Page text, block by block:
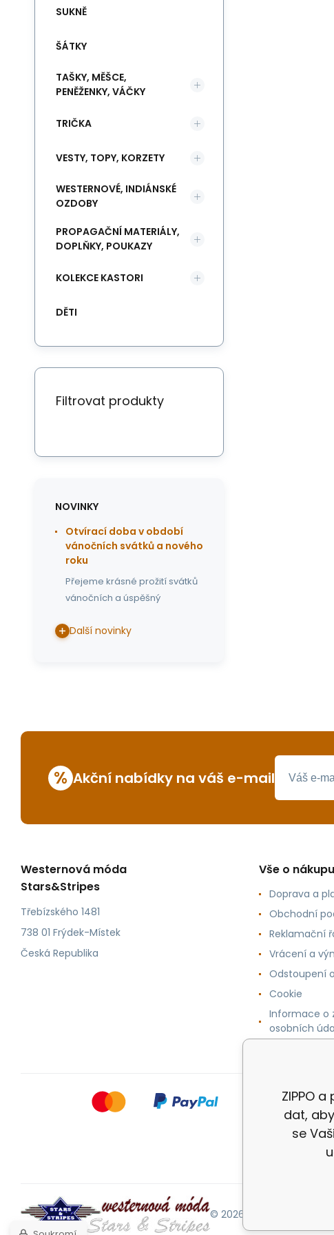
SUKNĚ
ŠÁTKY
TAŠKY, MĚŠCE,
PENĚŽENKY, VÁČKY
TRIČKA
VESTY, TOPY, KORZETY
WESTERNOVÉ, INDIÁNSKÉ
OZDOBY
PROPAGAČNÍ MATERIÁLY,
DOPLŇKY, POUKAZY
KOLEKCE KASTORI
DĚTI
Filtrovat produkty
NOVINKY
Otvírací doba v období
vánočních svátků a nového
roku
Přejeme krásné prožití svátků
vánočních a úspěšný
Další novinky
% Akční nabídky na váš e-mail
Westernová móda
Stars&Stripes
Třebízského 1481
738 01 Frýdek-Místek
Česká Republika
Vše o nákupu
Doprava a
Obchodní
Reklamační
Vrácení a
Odstoupení
Cookie
Informace o
osobních
© 2026 |
ZIPPO
dat,
se